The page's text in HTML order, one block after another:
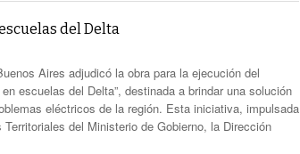
del Delta
Aires adjudicó la obra para la ejecución del
escuelas del Delta”, destinada a brindar una solución
eléctricos de la región. Esta iniciativa, impulsada
del Ministerio de Gobierno, la Dirección